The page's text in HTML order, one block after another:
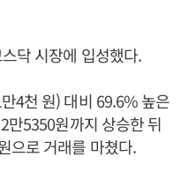
닥 시장에 입성했다.
4천 원) 대비 69.6% 높은
만5350원까지 상승한 뒤
으로 거래를 마쳤다.